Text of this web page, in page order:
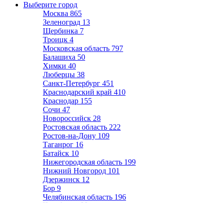
Выберите город
Москва 865
Зеленоград 13
Щербинка 7
Троицк 4
Московская область 797
Балашиха 50
Химки 40
Люберцы 38
Санкт-Петербург 451
Краснодарский край 410
Краснодар 155
Сочи 47
Новороссийск 28
Ростовская область 222
Ростов-на-Дону 109
Таганрог 16
Батайск 10
Нижегородская область 199
Нижний Новгород 101
Дзержинск 12
Бор 9
Челябинская область 196